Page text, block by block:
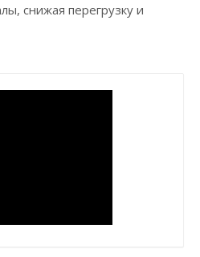
снижая перегрузку и